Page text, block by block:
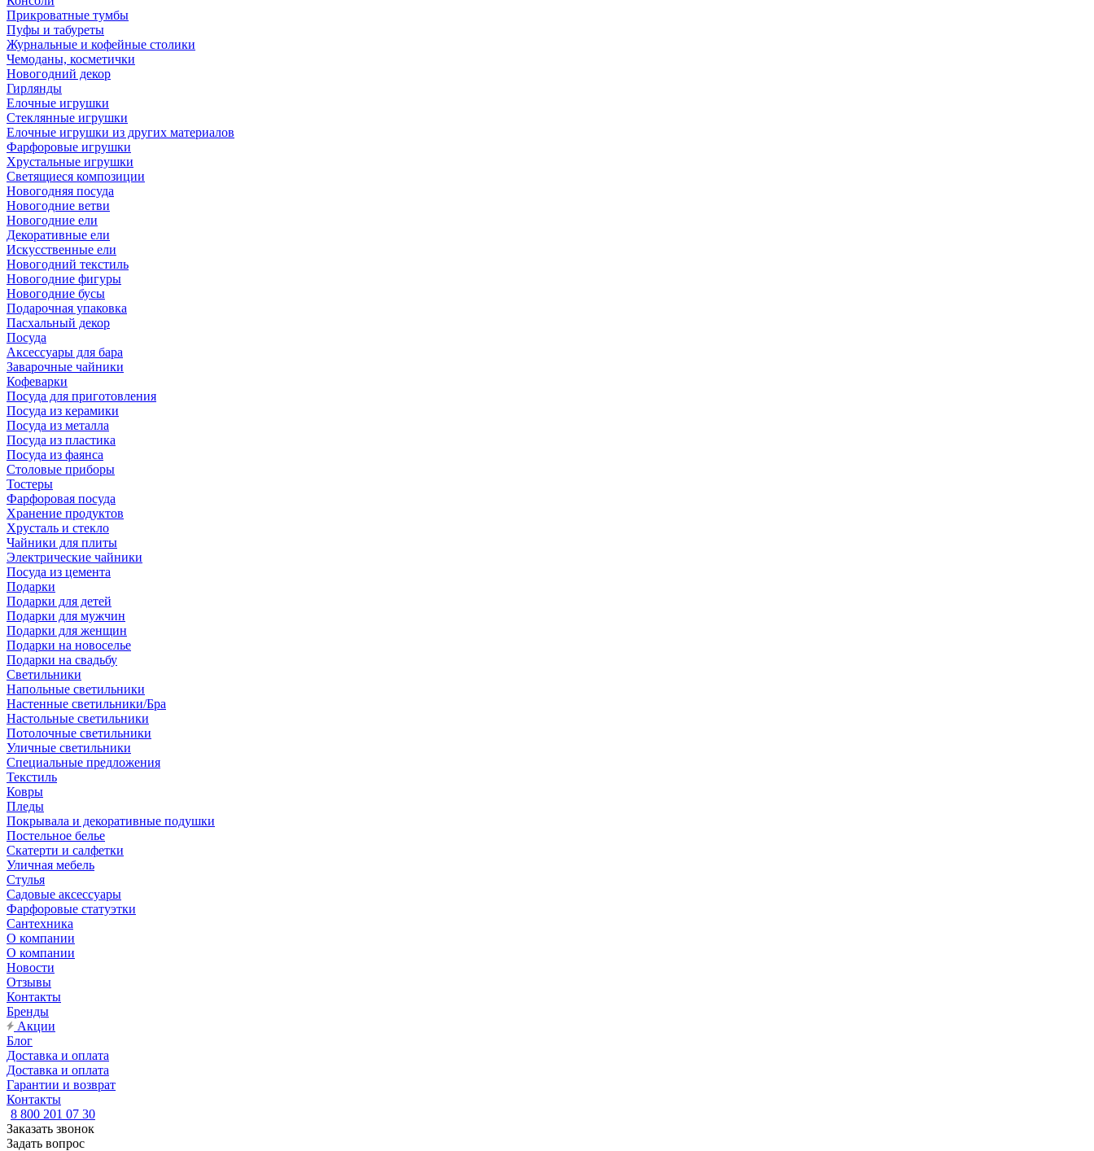
Прикроватные тумбы
Пуфы и табуреты
Журнальные и кофейные столики
Чемоданы, косметички
Новогодний декор
Гирлянды
Елочные игрушки
Стеклянные игрушки
Елочные игрушки из других материалов
Фарфоровые игрушки
Хрустальные игрушки
Светящиеся композиции
Новогодняя посуда
Новогодние ветви
Новогодние ели
Декоративные ели
Искусственные ели
Новогодний текстиль
Новогодние фигуры
Новогодние бусы
Подарочная упаковка
Пасхальный декор
Посуда
Аксессуары для бара
Заварочные чайники
Кофеварки
Посуда для приготовления
Посуда из керамики
Посуда из металла
Посуда из пластика
Посуда из фаянса
Столовые приборы
Тостеры
Фарфоровая посуда
Хранение продуктов
Хрусталь и стекло
Чайники для плиты
Электрические чайники
Посуда из цемента
Подарки
Подарки для детей
Подарки для мужчин
Подарки для женщин
Подарки на новоселье
Подарки на свадьбу
Светильники
Напольные светильники
Настенные светильники/Бра
Настольные светильники
Потолочные светильники
Уличные светильники
Специальные предложения
Текстиль
Ковры
Пледы
Покрывала и декоративные подушки
Постельное белье
Скатерти и салфетки
Уличная мебель
Стулья
Садовые аксессуары
Фарфоровые статуэтки
Сантехника
О компании
О компании
Новости
Отзывы
Контакты
Бренды
Акции
Блог
Доставка и оплата
Доставка и оплата
Гарантии и возврат
Контакты
8 800 201 07 30
Заказать звонок
Задать вопрос